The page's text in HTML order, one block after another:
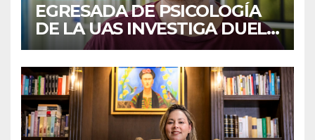
EGRESADA DE PSICOLOGÍA
DE LA UAS INVESTIGA DUELO
ANTICIPADO Y SOBRECARGA
EN CUIDADORES DE
ADULTOS MAYORES